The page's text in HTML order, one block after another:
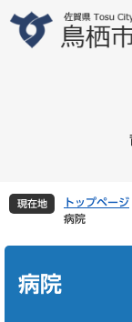
文
現在地 トップページ
病院
病院